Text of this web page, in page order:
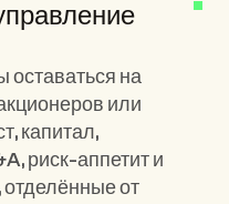
на
или
капитал,
риск-аппетит и
отделённые от